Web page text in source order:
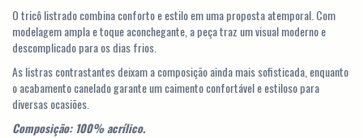
O tricô listrado combina conforto e estilo em uma proposta atemporal. Com
modelagem ampla e toque aconchegante, a peça traz um visual moderno e
descomplicado para os dias frios.
As listras contrastantes deixam a composição ainda mais sofisticada, enquanto
o acabamento canelado garante um caimento confortável e estiloso para
diversas ocasiões.
Composição: 100% acrílico.